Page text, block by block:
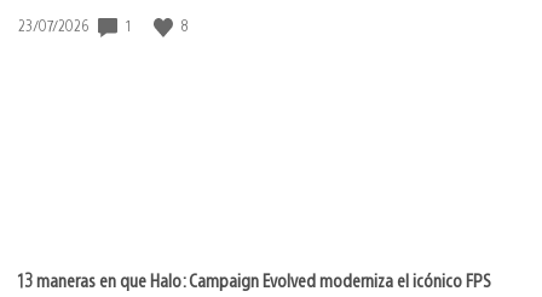
Fecha
23/07/2026 1 8
13 maneras en que Halo: Campaign Evolved moderniza el icónico FPS